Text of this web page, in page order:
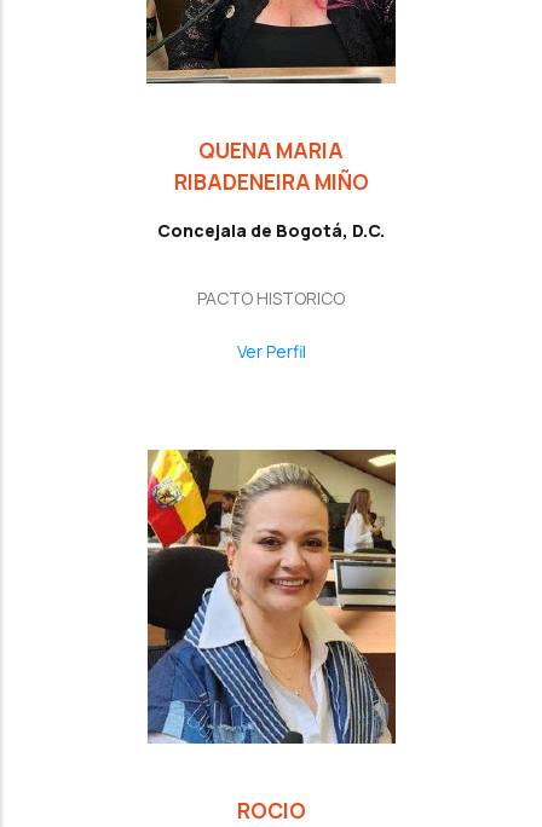
QUENA MARIA
RIBADENEIRA MIÑO
Concejala de Bogotá, D.C.
PACTO HISTORICO
Ver Perfil
ROCIO